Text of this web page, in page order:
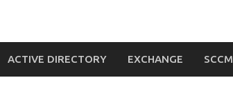
ACTIVE DIRECTORY EXCHANGE SCCM